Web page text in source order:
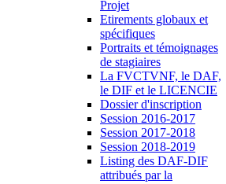
Projet
Etirements globaux et
spécifiques
Portraits et témoignages
de stagiaires
La FVCTVNF, le DAF,
le DIF et le LICENCIE
Dossier d'inscription
Session 2016-2017
Session 2017-2018
Session 2018-2019
Listing des DAF-DIF
attribués par la